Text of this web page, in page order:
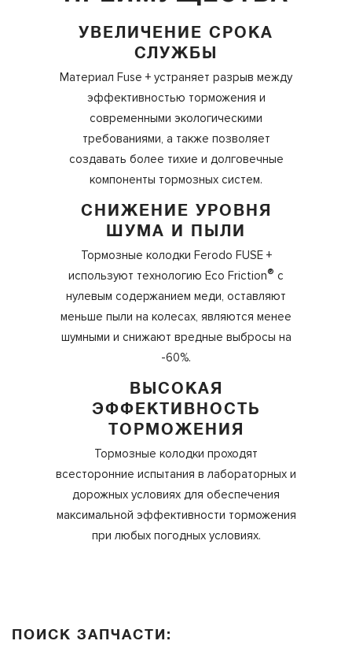
УВЕЛИЧЕНИЕ СРОКА
СЛУЖБЫ
Материал Fuse + устраняет разрыв между
эффективностью торможения и
современными экологическими
требованиями, а также позволяет
создавать более тихие и долговечные
компоненты тормозных систем.
СНИЖЕНИЕ УРОВНЯ
ШУМА И ПЫЛИ
Тормозные колодки Ferodo FUSE +
используют технологию Eco Friction® с
нулевым содержанием меди, оставляют
меньше пыли на колесах, являются менее
шумными и снижают вредные выбросы на
-60%.
ВЫСОКАЯ
ЭФФЕКТИВНОСТЬ
ТОРМОЖЕНИЯ
Тормозные колодки проходят
всесторонние испытания в лабораторных и
дорожных условиях для обеспечения
максимальной эффективности торможения
при любых погодных условиях.
ПОИСК ЗАПЧАСТИ: